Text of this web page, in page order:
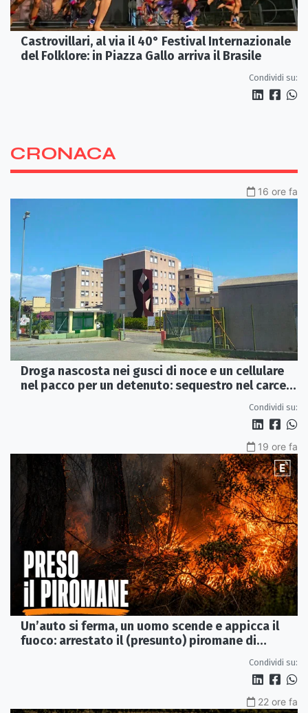
Castrovillari, al via il 40° Festival Internazionale
del Folklore: in Piazza Gallo arriva il Brasile
Condividi su:
CRONACA
16 ore fa
Droga nascosta nei gusci di noce e un cellulare
nel pacco per un detenuto: sequestro nel carcere
Condividi su:
19 ore fa
Un’auto si ferma, un uomo scende e appicca il
fuoco: arrestato il (presunto) piromane di
Condividi su:
22 ore fa